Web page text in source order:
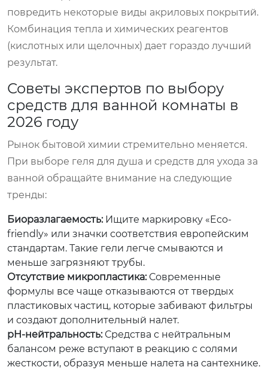
повредить некоторые виды акриловых покрытий.
Комбинация тепла и химических реагентов
(кислотных или щелочных) дает гораздо лучший
результат.
Советы экспертов по выбору
средств для ванной комнаты в
2026 году
Рынок бытовой химии стремительно меняется.
При выборе геля для душа и средств для ухода за
ванной обращайте внимание на следующие
тренды:
Биоразлагаемость:Ищите маркировку «Eco-
friendly» или значки соответствия европейским
стандартам. Такие гели легче смываются и
меньше загрязняют трубы.
Отсутствие микропластика:Современные
формулы все чаще отказываются от твердых
пластиковых частиц, которые забивают фильтры
и создают дополнительный налет.
pH-нейтральность:Средства с нейтральным
балансом реже вступают в реакцию с солями
жесткости, образуя меньше налета на сантехнике.